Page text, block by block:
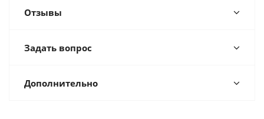
Отзывы
Задать вопрос
Дополнительно